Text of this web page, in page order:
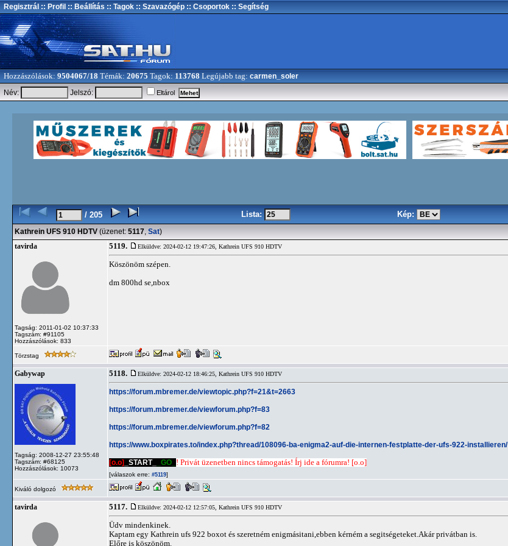
Regisztrál :: Profil :: Beállítás :: Tagok :: Szavazógép :: Csoportok :: Segítség
Hozzászólások: 9504067/18 Témák: 20675 Tagok: 113768 Legújabb tag: carmen_soler
Név: Jelszó: Eltárol
/ 205 Lista: Kép:
Kathrein UFS 910 HDTV (üzenet: 5117, Sat)
tavirda
Tagság: 2011-01-02 10:37:33
Tagszám: #91105
Hozzászólások: 833
5119. Elküldve: 2024-02-12 19:47:26, Kathrein UFS 910 HDTV
Köszönöm szépen.
dm 800hd se,nbox
Törzstag
Gabywap
Tagság: 2008-12-27 23:55:48
Tagszám: #68125
Hozzászólások: 10073
5118. Elküldve: 2024-02-12 18:46:25, Kathrein UFS 910 HDTV
https://forum.mbremer.de/viewtopic.php?f=21&t=2663
https://forum.mbremer.de/viewforum.php?f=83
https://forum.mbremer.de/viewforum.php?f=82
https://www.boxpirates.to/index.php?thread/108096-ba-enigma2-auf-die-internen-festplatte-der-ufs-922-installieren/
[o.o] _START_ _GO_ ! Privát üzenetben nincs támogatás! Írj ide a fórumra! [o.o]
[válaszok erre: #5119]
Kiváló dolgozó
tavirda 5117. Elküldve: 2024-02-12 12:57:05, Kathrein UFS 910 HDTV
Üdv mindenkinek.
Kaptam egy Kathrein ufs 922 boxot és szeretném enigmásitani,ebben kérném a segitségeteket.Akár privátban is.
Előre is köszönöm.